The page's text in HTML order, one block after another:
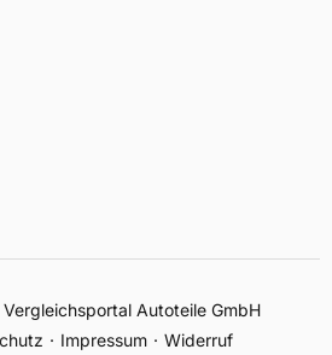
Vergleichsportal Autoteile GmbH
Impressum Widerruf